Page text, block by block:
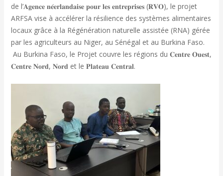
de l’𝐀𝐠𝐞𝐧𝐜𝐞 𝐧𝐞́𝐞𝐫𝐥𝐚𝐧𝐝𝐚𝐢𝐬𝐞 𝐩𝐨𝐮𝐫 𝐥𝐞𝐬 𝐞𝐧𝐭𝐫𝐞𝐩𝐫𝐢𝐬𝐞𝐬 (𝐑𝐕𝐎), le projet
ARFSA vise à accélérer la résilience des systèmes alimentaires
locaux grâce à la Régénération naturelle assistée (RNA) gérée
par les agriculteurs au Niger, au Sénégal et au Burkina Faso.
Au Burkina Faso, le Projet couvre les régions du 𝐂𝐞𝐧𝐭𝐫𝐞 𝐎𝐮𝐞𝐬𝐭,
𝐂𝐞𝐧𝐭𝐫𝐞 𝐍𝐨𝐫𝐝, 𝐍𝐨𝐫𝐝 et le 𝐏𝐥𝐚𝐭𝐞𝐚𝐮 𝐂𝐞𝐧𝐭𝐫𝐚𝐥.